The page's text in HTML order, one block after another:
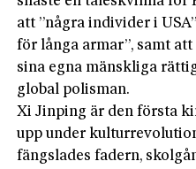
att ”några individer i
för långa armar”, samt
sina egna mänskliga
global polisman.
Xi Jinping är den första
upp under
fängslades fadern,